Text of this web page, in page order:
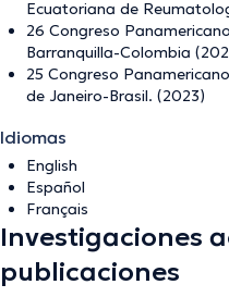
Ecuatoriana de
26 Congreso
Barranquilla-Colombia
25 Congreso
de Janeiro-Brasil. (2023)
Idiomas
English
Español
Français
Investigaciones
publicaciones